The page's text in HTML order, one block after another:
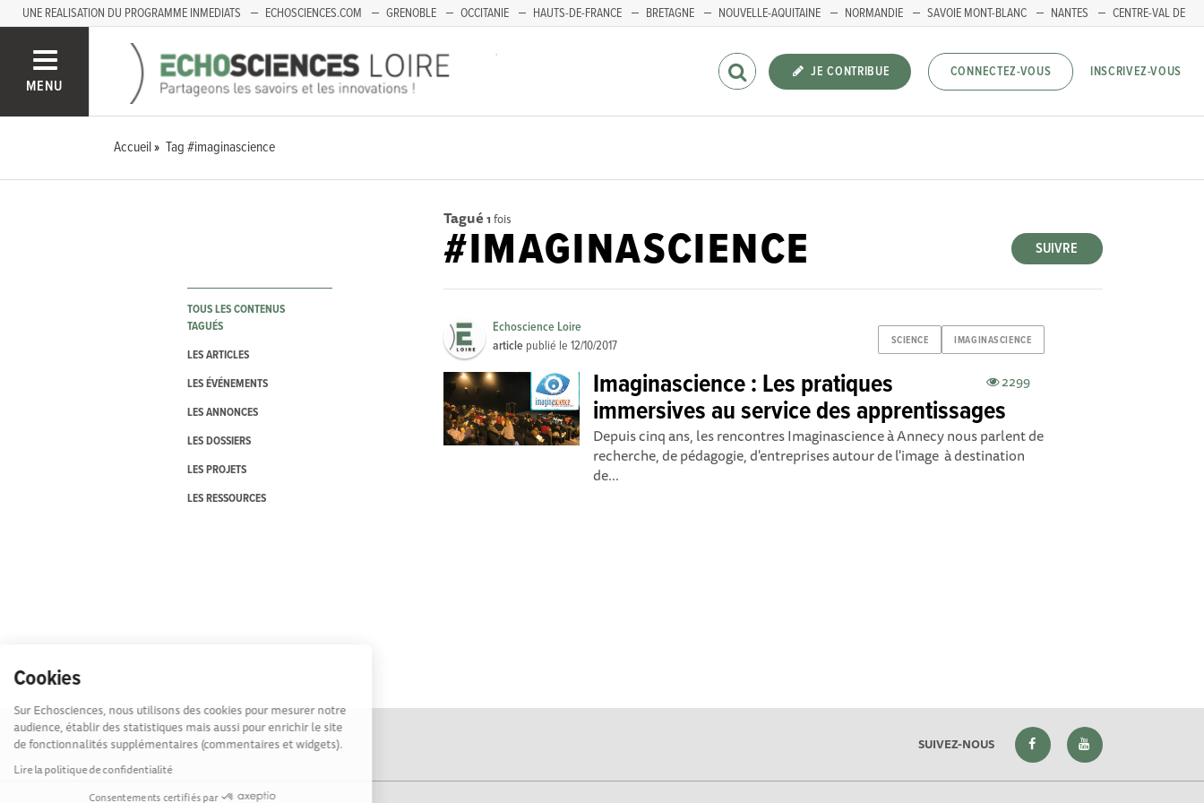
Cookies
Sur Echosciences, nous utilisons des cookies pour mesurer notre
audience, établir des statistiques mais aussi pour enrichir le site
de fonctionnalités supplémentaires (commentaires et widgets).
Lire la politique de confidentialité
Consentements certifiés par
UNE REALISATION DU PROGRAMME INMEDIATS ECHOSCIENCES.COM GRENOBLE OCCITANIE HAUTS-DE-FRANCE BRETAGNE NOUVELLE-AQUITAINE NORMANDIE SAVOIE MONT-BLANC NANTES
CENTRE-VAL DE
MENU
JE CONTRIBUE CONNECTEZ-VOUS INSCRIVEZ-VOUS
Accueil Tag #imaginascience
TOUS LES CONTENUS
TAGUÉS
LES ARTICLES
LES ÉVÉNEMENTS
LES ANNONCES
LES DOSSIERS
LES PROJETS
LES RESSOURCES
Tagué 1 fois
SUIVRE
#IMAGINASCIENCE
SCIENCE IMAGINASCIENCE
Echoscience Loire
article publié le12/10/2017
2299
Imaginascience : ​​Les pratiques
immersives au service des apprentissages
Depuis cinq ans, les rencontres Imaginascience à Annecy nous parlent de
recherche, de pédagogie, d'entreprises autour de l'image à destination
de...
SUIVEZ-NOUS